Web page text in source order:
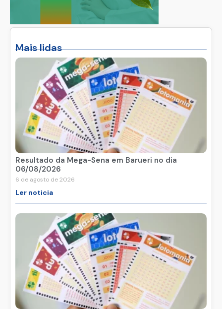
Mais lidas
Resultado da Mega-Sena em Barueri no dia
06/08/2026
6 de agosto de 2026
Ler noticia